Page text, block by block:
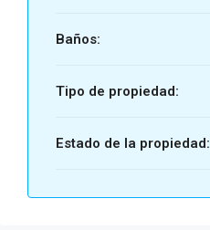
Baños:
Tipo de propiedad:
Estado de la propiedad: